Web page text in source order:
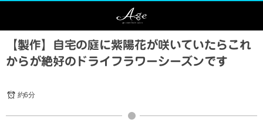
【製作】自宅の庭に紫陽花が咲いていたらこれ
からが絶好のドライフラワーシーズンです
約6分